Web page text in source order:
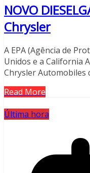
NOVO
Chrysler
A EPA (Agência de
Unidos e a California
Chrysler Automobiles
Read More
Última hora